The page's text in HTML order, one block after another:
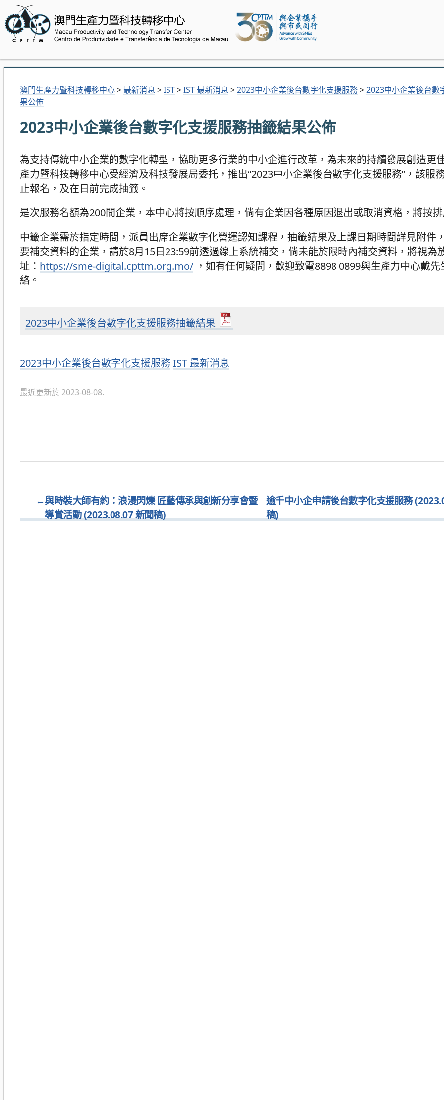
澳門生產力暨科技轉移中心> 最新消息 >IST>IST 最新消息 >2023中小企業後台數字化支援服務>2023中小企業後台數
果公佈
2023中小企業後台數字化支援服務抽籤結果公佈
為支持傳統中小企業的數字化轉型，協助更多行業的中小企進行改革，為未來的持續發展創造更
產力暨科技轉移中心受經濟及科技發展局委托，推出“2023中小企業後台數字化支援服務”，該服
止報名，及在日前完成抽籤。
是次服務名額為200間企業，本中心將按順序處理，倘有企業因各種原因退出或取消資格，將按
中籤企業需於指定時間，派員出席企業數字化營運認知課程，抽籤結果及上課日期時間詳見附件
要補交資料的企業，請於8月15日23:59前透過線上系統補交，倘未能於限時內補交資料，將視為
址： https://sme-digital.cpttm.org.mo/ ，如有任何疑問，歡迎致電8898 0899與生產力中心戴
絡。
2023中小企業後台數字化支援服務抽籤結果
分
2023中小企業後台數字化支援服務IST 最新消息
最近更新於 2023-08-08.
←與時裝大師有約：浪漫閃爍 匠藝傳承與創新分享會暨
導賞活動 (2023.08.07 新聞稿)
逾千中小企申請後台數字化支援服務
稿)